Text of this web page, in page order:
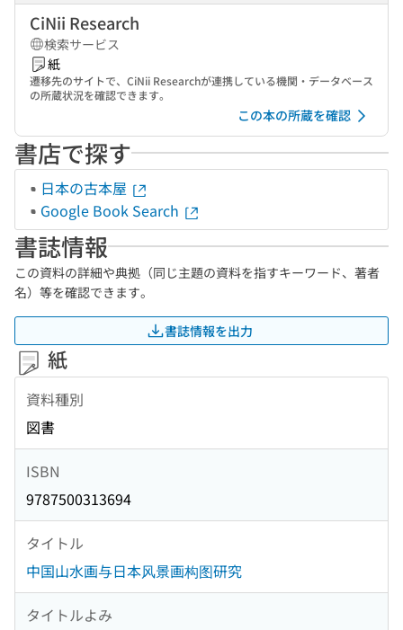
CiNii Research
検索サービス
紙
遷移先のサイトで、CiNii Researchが連携している機関・データベース
の所蔵状況を確認できます。
この本の所蔵を確認
書店で探す
日本の古本屋
Google Book Search
書誌情報
この資料の詳細や典拠（同じ主題の資料を指すキーワード、著者
名）等を確認できます。
書誌情報を出力
紙
資料種別
図書
ISBN
9787500313694
タイトル
中国山水画与日本风景画构图研究
タイトルよみ